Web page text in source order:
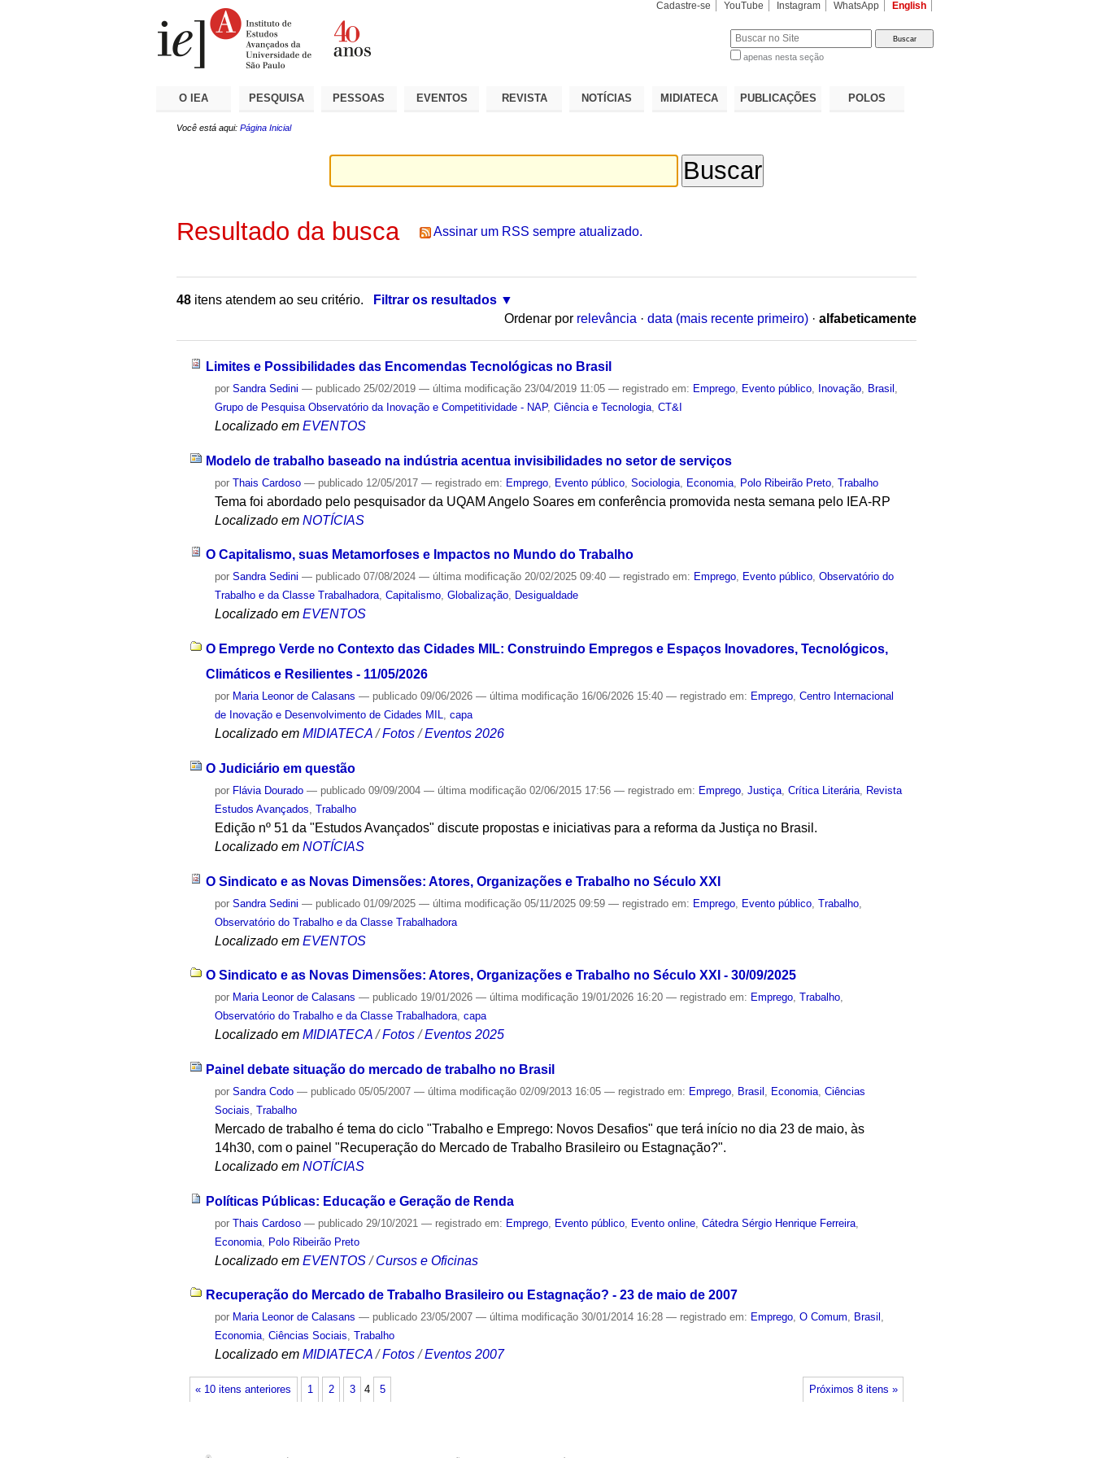
Cadastre-se YouTube Instagram WhatsApp English
apenas nesta seção
O IEA PESQUISA PESSOAS EVENTOS REVISTA NOTÍCIAS MIDIATECA PUBLICAÇÕES POLOS
Você está aqui: Página Inicial
Resultado da busca Assinar um RSS sempre atualizado.
48 itens atendem ao seu critério.
Filtrar os resultados
Ordenar por relevância · data (mais recente primeiro) · alfabeticamente
Limites e Possibilidades das Encomendas Tecnológicas no Brasil
porSandra Sedini — publicado 25/02/2019— última modificação 23/04/2019 11:05— registrado em: Emprego Evento público Inovação Brasil
Grupo de Pesquisa Observatório da Inovação e Competitividade - NAP,Ciência e Tecnologia ,CT&I
Localizado em EVENTOS
Modelo de trabalho baseado na indústria acentua invisibilidades no setor de serviços
porThais Cardoso — publicado 12/05/2017— registrado em: Emprego Evento público ,Sociologia Economia Polo Ribeirão Preto ,Trabalho
Tema foi abordado pelo pesquisador da UQAM Angelo Soares em conferência promovida nesta semana pelo IEA-RP
Localizado em NOTÍCIAS
O Capitalismo, suas Metamorfoses e Impactos no Mundo do Trabalho
porSandra Sedini — publicado 07/08/2024— última modificação 20/02/2025 09:40— registrado em: Emprego, Evento público,Observatório do
Trabalho e da Classe Trabalhadora,Capitalismo,Globalização, Desigualdade
Localizado em EVENTOS
O Emprego Verde no Contexto das Cidades MIL: Construindo Empregos e Espaços Inovadores, Tecnológicos,
Climáticos e Resilientes - 11/05/2026
por Maria Leonor de Calasans — publicado 09/06/2026— última modificação 16/06/2026 15:40— registrado em: Emprego,Centro Internacional
de Inovação e Desenvolvimento de Cidades MIL,capa
Localizado em MIDIATECA /Fotos /Eventos 2026
O Judiciário em questão
por Flávia Dourado — publicado 09/09/2004— última modificação 02/06/2015 17:56— registrado em: Emprego ,Justiça ,Crítica Literária
Revista
Estudos Avançados ,Trabalho
Edição nº 51 da "Estudos Avançados" discute propostas e iniciativas para a reforma da Justiça no Brasil.
Localizado em NOTÍCIAS
O Sindicato e as Novas Dimensões: Atores, Organizações e Trabalho no Século XXI
porSandra Sedini — publicado 01/09/2025— última modificação 05/11/2025 09:59— registrado em: Emprego Evento público ,Trabalho
Observatório do Trabalho e da Classe Trabalhadora
Localizado em EVENTOS
O Sindicato e as Novas Dimensões: Atores, Organizações e Trabalho no Século XXI - 30/09/2025
por Maria Leonor de Calasans — publicado 19/01/2026— última modificação 19/01/2026 16:20— registrado em: Emprego,Trabalho,
Observatório do Trabalho e da Classe Trabalhadora,capa
Localizado em MIDIATECA /Fotos /Eventos 2025
Painel debate situação do mercado de trabalho no Brasil
porSandra Codo — publicado 05/05/2007— última modificação 02/09/2013 16:05— registrado em: Emprego Brasil Economia ,Ciências
Sociais ,Trabalho
Mercado de trabalho é tema do ciclo "Trabalho e Emprego: Novos Desafios" que terá início no dia 23 de maio, às
14h30, com o painel "Recuperação do Mercado de Trabalho Brasileiro ou Estagnação?".
Localizado em NOTÍCIAS
Políticas Públicas: Educação e Geração de Renda
porThais Cardoso — publicado 29/10/2021— registrado em: Emprego Evento público Evento online ,Cátedra Sérgio Henrique Ferreira
Economia Polo Ribeirão Preto
Localizado em EVENTOS /Cursos e Oficinas
Recuperação do Mercado de Trabalho Brasileiro ou Estagnação? - 23 de maio de 2007
por Maria Leonor de Calasans — publicado 23/05/2007— última modificação 30/01/2014 16:28— registrado em: Emprego,O Comum, Brasil ,
Economia,Ciências Sociais,Trabalho
Localizado em MIDIATECA /Fotos /Eventos 2007
« 10 itens anteriores Próximos 8 itens »
1 2 3 4 5